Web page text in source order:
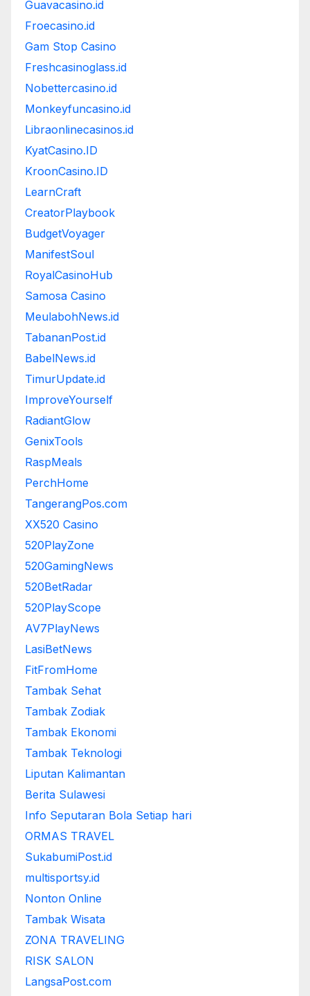
Guavacasino.id
Froecasino.id
Gam Stop Casino
Freshcasinoglass.id
Nobettercasino.id
Monkeyfuncasino.id
Libraonlinecasinos.id
KyatCasino.ID
KroonCasino.ID
LearnCraft
CreatorPlaybook
BudgetVoyager
ManifestSoul
RoyalCasinoHub
Samosa Casino
MeulabohNews.id
TabananPost.id
BabelNews.id
TimurUpdate.id
ImproveYourself
RadiantGlow
GenixTools
RaspMeals
PerchHome
TangerangPos.com
XX520 Casino
520PlayZone
520GamingNews
520BetRadar
520PlayScope
AV7PlayNews
LasiBetNews
FitFromHome
Tambak Sehat
Tambak Zodiak
Tambak Ekonomi
Tambak Teknologi
Liputan Kalimantan
Berita Sulawesi
Info Seputaran Bola Setiap hari
ORMAS TRAVEL
SukabumiPost.id
multisportsy.id
Nonton Online
Tambak Wisata
ZONA TRAVELING
RISK SALON
LangsaPost.com